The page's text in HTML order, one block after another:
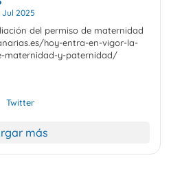
Jul 2025
del permiso de maternidad
hoy-entra-en-vigor-la-
maternidad-y-paternidad/
Twitter
más